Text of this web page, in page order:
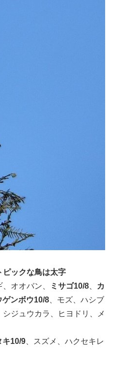
ックな鳥は太字
オオバン、
ミサゴ10/8
カ
ゲンボウ10/8 、モズ、ハシブ
シジュウカラ、ヒヨドリ、メ
キ10/9 、スズメ、ハクセキレ